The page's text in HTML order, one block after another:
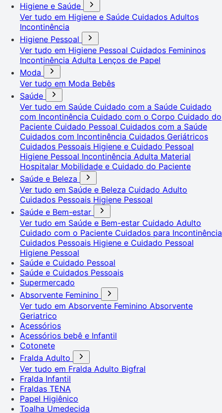
Higiene e Saúde
Ver tudo em Higiene e Saúde Cuidados Adultos
Incontinência
Higiene Pessoal
Ver tudo em Higiene Pessoal Cuidados Femininos
Incontinência Adulta Lenços de Papel
Moda
Ver tudo em Moda Bebês
Saúde
Ver tudo em Saúde Cuidado com a Saúde Cuidado
com Incontinência Cuidado com o Corpo Cuidado do
Paciente Cuidado Pessoal Cuidados com a Saúde
Cuidados com Incontinência Cuidados Geriátricos
Cuidados Pessoais Higiene e Cuidado Pessoal
Higiene Pessoal Incontinência Adulta Material
Hospitalar Mobilidade e Cuidado do Paciente
Saúde e Beleza
Ver tudo em Saúde e Beleza Cuidado Adulto
Cuidados Pessoais Higiene Pessoal
Saúde e Bem-estar
Ver tudo em Saúde e Bem-estar Cuidado Adulto
Cuidado com o Paciente Cuidados para Incontinência
Cuidados Pessoais Higiene e Cuidado Pessoal
Higiene Pessoal
Saúde e Cuidado Pessoal
Saúde e Cuidados Pessoais
Supermercado
Absorvente Feminino
Ver tudo em Absorvente Feminino Absorvente
Geriatrico
Acessórios
Acessórios bebê e Infantil
Cotonete
Fralda Adulto
Ver tudo em Fralda Adulto Bigfral
Fralda Infantil
Fraldas TENA
Papel Higiênico
Toalha Umedecida